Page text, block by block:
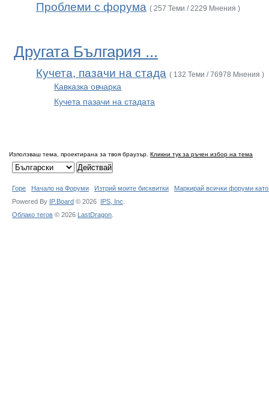
Проблеми с форума ( 257 Теми / 2229 Мнения )
Другата България ...
Кучета, пазачи на стада ( 132 Теми / 76978 Мнения )
Кавказка овчарка
Кучета пазачи на стадата
Използваш тема, проектирана за твоя браузър. Кликни тук за ръчен избор на тема
Горе Начало на Форуми Изтрий моите бисквитки
Маркирай всички форуми
Powered By IP.Board © 2026 IPS, Inc
Облако тегов © 2026 LastDragon